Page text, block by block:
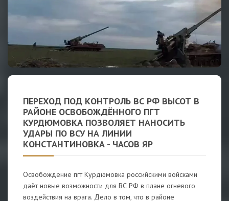
ПЕРЕХОД ПОД КОНТРОЛЬ ВС РФ ВЫСОТ В
РАЙОНЕ ОСВОБОЖДЁННОГО ПГТ
КУРДЮМОВКА ПОЗВОЛЯЕТ НАНОСИТЬ
УДАРЫ ПО ВСУ НА ЛИНИИ
КОНСТАНТИНОВКА - ЧАСОВ ЯР
Освобождение пгт Курдюмовка российскими войсками
даёт новые возможности для ВС РФ в плане огневого
воздействия на врага. Дело в том, что в районе